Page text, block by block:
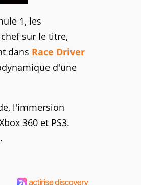
1, les
sur le titre,
dans Race Driver
d'une
l'immersion
360 et PS3.